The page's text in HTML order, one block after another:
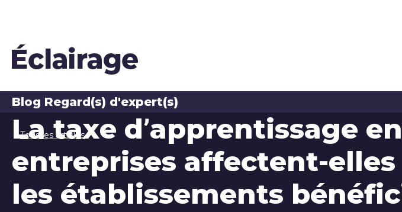
Blog Regard(s) d'expert(s)
Tous les articles
La taxe d’apprentissage
entreprises affectent-
les établissements